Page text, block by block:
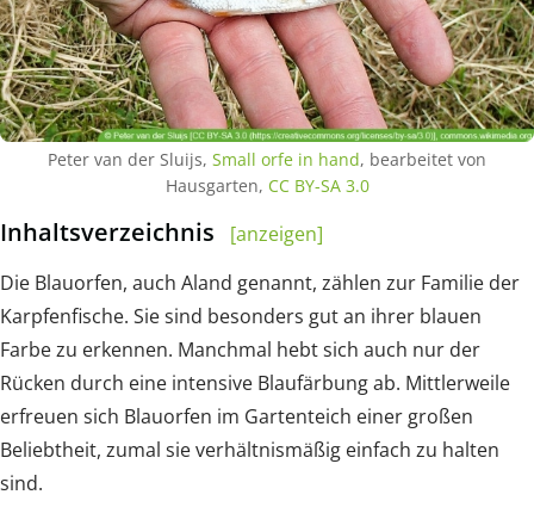
Peter van der Sluijs, Small orfe in hand, bearbeitet von
Hausgarten, CC BY-SA 3.0
Inhaltsverzeichnis
[anzeigen]
Die Blauorfen, auch Aland genannt, zählen zur Familie der
Karpfenfische. Sie sind besonders gut an ihrer blauen
Farbe zu erkennen. Manchmal hebt sich auch nur der
Rücken durch eine intensive Blaufärbung ab. Mittlerweile
erfreuen sich Blauorfen im Gartenteich einer großen
Beliebtheit, zumal sie verhältnismäßig einfach zu halten
sind.